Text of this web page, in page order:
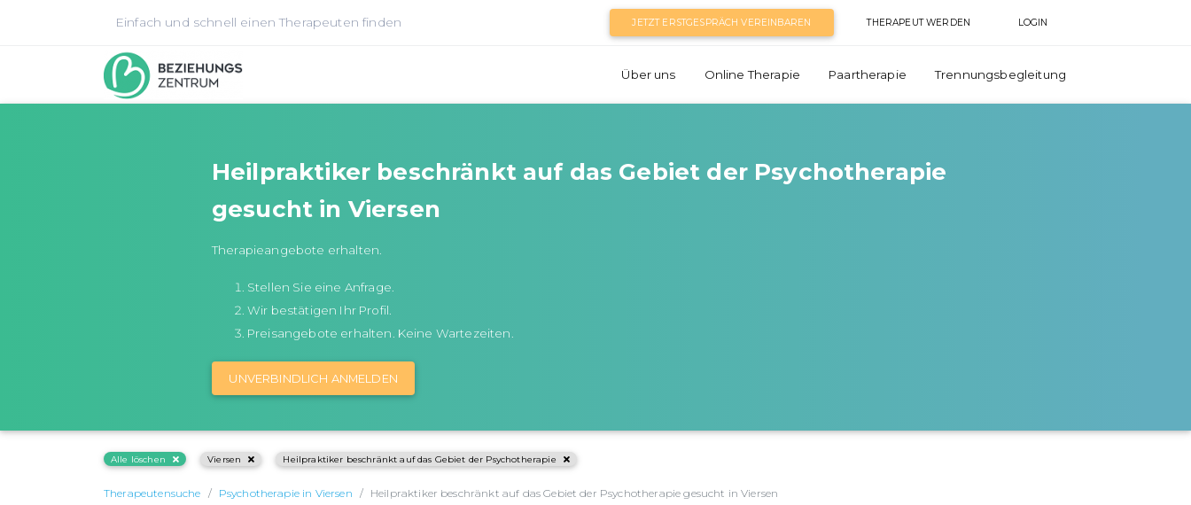
Einfach und schnell einen Therapeuten finden JETZT ERSTGESPRÄCH VEREINBAREN THERAPEUT WERDEN LOGIN
Über uns Online Therapie Paartherapie Trennungsbegleitung
Heilpraktiker beschränkt auf das Gebiet der Psychotherapie
gesucht in Viersen
Therapieangebote erhalten.
Stellen Sie eine Anfrage.
Wir bestätigen Ihr Profil.
Preisangebote erhalten. Keine Wartezeiten.
UNVERBINDLICH ANMELDEN
Alle löschen Viersen Heilpraktiker beschränkt auf das Gebiet der Psychotherapie
Therapeutensuche Psychotherapie in Viersen Heilpraktiker beschränkt auf das Gebiet der Psychotherapie gesucht in Viersen